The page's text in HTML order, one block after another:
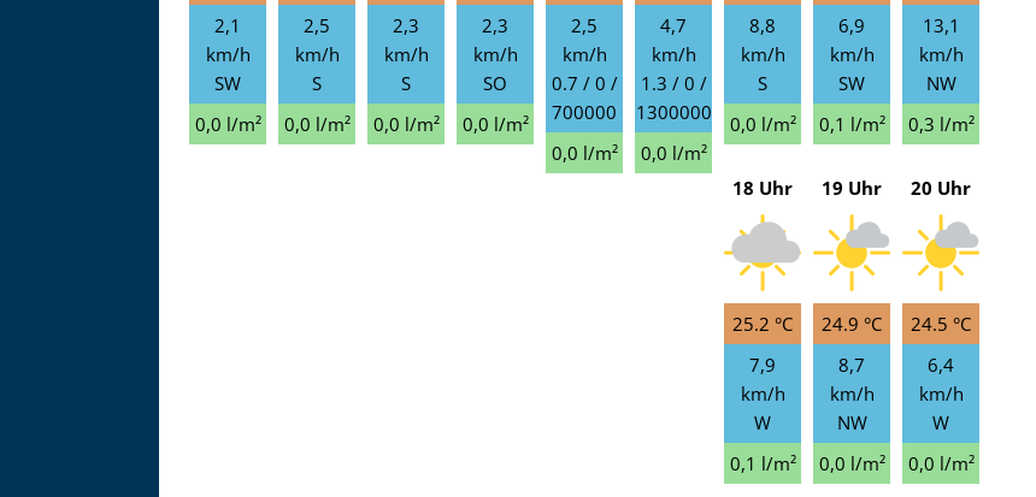
2,1
km/h
SW
0,0 l/m²
2,5
km/h
S
0,0 l/m²
2,3
km/h
S
0,0 l/m²
2,3
km/h
SO
0,0 l/m²
2,5
km/h
0.7 / 0 /
700000
0,0 l/m²
4,7
km/h
1.3 / 0 /
1300000
0,0 l/m²
8,8
km/h
S
0,0 l/m²
6,9
km/h
SW
0,1 l/m²
13,1
km/h
NW
0,3 l/m²
18 Uhr
25.2 °C
7,9
km/h
W
0,1 l/m²
19 Uhr
24.9 °C
8,7
km/h
NW
0,0 l/m²
20 Uhr
24.5 °C
6,4
km/h
W
0,0 l/m²